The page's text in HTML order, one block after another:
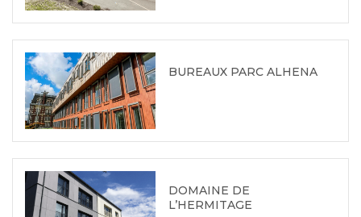
BUREAUX PARC ALHENA
DOMAINE DE
L’HERMITAGE